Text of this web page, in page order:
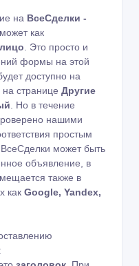
на ВсеСделки -
может как
. Это просто и
формы на этой
доступно на
странице Другие
. Но в течение
нашими
простым
может быть
объявление, в
также в
как Google, Yandex,
: